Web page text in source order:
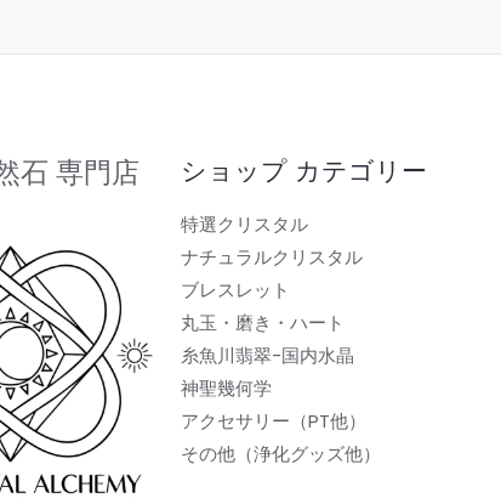
石 専門店 ショップ カテゴリー
特選クリスタル
ナチュラルクリスタル
ブレスレット
丸玉・磨き・ハート
糸魚川翡翠-国内水晶
神聖幾何学
アクセサリー（PT他）
その他（浄化グッズ他）